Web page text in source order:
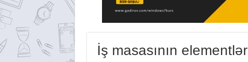
İş masasının